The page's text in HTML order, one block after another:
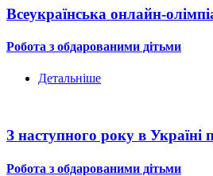
Всеукраїнська онлайн-
Робота з обдарованими дітьми
Детальніше
З наступного року в Україні
Робота з обдарованими дітьми